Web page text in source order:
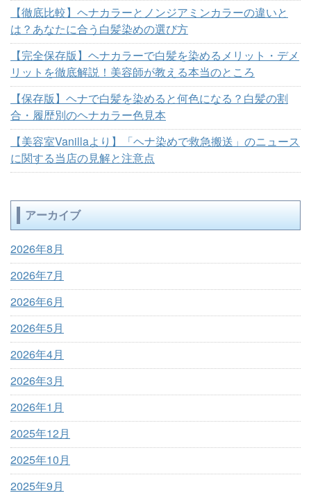
【徹底比較】ヘナカラーとノンジアミンカラーの違いと
は？あなたに合う白髪染めの選び方
【完全保存版】ヘナカラーで白髪を染めるメリット・デメ
リットを徹底解説！美容師が教える本当のところ
【保存版】ヘナで白髪を染めると何色になる？白髪の割
合・履歴別のヘナカラー色見本
【美容室Vanillaより】「ヘナ染めで救急搬送」のニュース
に関する当店の見解と注意点
アーカイブ
2026年8月
2026年7月
2026年6月
2026年5月
2026年4月
2026年3月
2026年1月
2025年12月
2025年10月
2025年9月